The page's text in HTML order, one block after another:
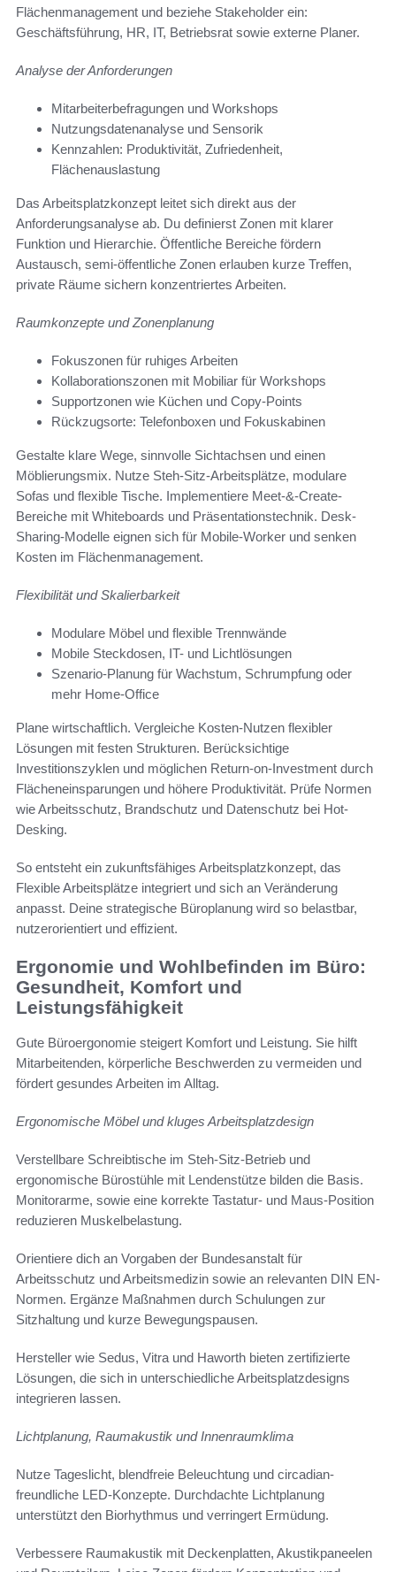
Flächenmanagement und beziehe Stakeholder ein:
Geschäftsführung, HR, IT, Betriebsrat sowie externe Planer.
Analyse der Anforderungen
Mitarbeiterbefragungen und Workshops
Nutzungsdatenanalyse und Sensorik
Kennzahlen: Produktivität, Zufriedenheit,
Flächenauslastung
Das Arbeitsplatzkonzept leitet sich direkt aus der
Anforderungsanalyse ab. Du definierst Zonen mit klarer
Funktion und Hierarchie. Öffentliche Bereiche fördern
Austausch, semi-öffentliche Zonen erlauben kurze Treffen,
private Räume sichern konzentriertes Arbeiten.
Raumkonzepte und Zonenplanung
Fokuszonen für ruhiges Arbeiten
Kollaborationszonen mit Mobiliar für Workshops
Supportzonen wie Küchen und Copy-Points
Rückzugsorte: Telefonboxen und Fokuskabinen
Gestalte klare Wege, sinnvolle Sichtachsen und einen
Möblierungsmix. Nutze Steh-Sitz-Arbeitsplätze, modulare
Sofas und flexible Tische. Implementiere Meet-&-Create-
Bereiche mit Whiteboards und Präsentationstechnik. Desk-
Sharing-Modelle eignen sich für Mobile-Worker und senken
Kosten im Flächenmanagement.
Flexibilität und Skalierbarkeit
Modulare Möbel und flexible Trennwände
Mobile Steckdosen, IT- und Lichtlösungen
Szenario-Planung für Wachstum, Schrumpfung oder
mehr Home-Office
Plane wirtschaftlich. Vergleiche Kosten-Nutzen flexibler
Lösungen mit festen Strukturen. Berücksichtige
Investitionszyklen und möglichen Return-on-Investment durch
Flächeneinsparungen und höhere Produktivität. Prüfe Normen
wie Arbeitsschutz, Brandschutz und Datenschutz bei Hot-
Desking.
So entsteht ein zukunftsfähiges Arbeitsplatzkonzept, das
Flexible Arbeitsplätze integriert und sich an Veränderung
anpasst. Deine strategische Büroplanung wird so belastbar,
nutzerorientiert und effizient.
Ergonomie und Wohlbefinden im Büro:
Gesundheit, Komfort und
Leistungsfähigkeit
Gute Büroergonomie steigert Komfort und Leistung. Sie hilft
Mitarbeitenden, körperliche Beschwerden zu vermeiden und
fördert gesundes Arbeiten im Alltag.
Ergonomische Möbel und kluges Arbeitsplatzdesign
Verstellbare Schreibtische im Steh-Sitz-Betrieb und
ergonomische Bürostühle mit Lendenstütze bilden die Basis.
Monitorarme, sowie eine korrekte Tastatur- und Maus-Position
reduzieren Muskelbelastung.
Orientiere dich an Vorgaben der Bundesanstalt für
Arbeitsschutz und Arbeitsmedizin sowie an relevanten DIN EN-
Normen. Ergänze Maßnahmen durch Schulungen zur
Sitzhaltung und kurze Bewegungspausen.
Hersteller wie Sedus, Vitra und Haworth bieten zertifizierte
Lösungen, die sich in unterschiedliche Arbeitsplatzdesigns
integrieren lassen.
Lichtplanung, Raumakustik und Innenraumklima
Nutze Tageslicht, blendfreie Beleuchtung und circadian-
freundliche LED-Konzepte. Durchdachte Lichtplanung
unterstützt den Biorhythmus und verringert Ermüdung.
Verbessere Raumakustik mit Deckenplatten, Akustikpaneelen